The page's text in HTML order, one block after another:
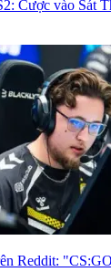
Cược vào Sát
Reddit: